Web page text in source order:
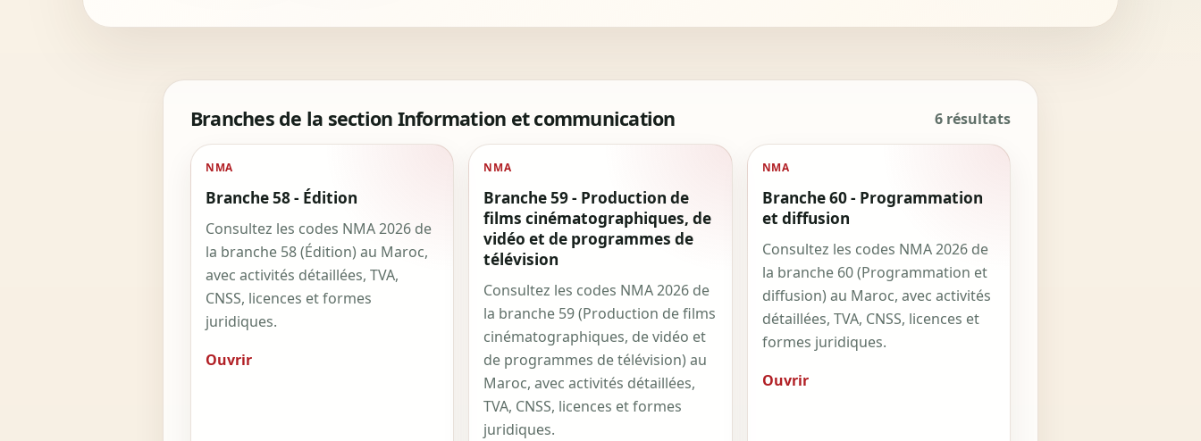
Branches de la section Information et communication 6 résultats
NMA
Branche 58 - Édition
Consultez les codes NMA 2026 de
la branche 58 (Édition) au Maroc,
avec activités détaillées, TVA,
CNSS, licences et formes
juridiques.
Ouvrir
NMA
Branche 59 - Production de
films cinématographiques, de
vidéo et de programmes de
télévision
Consultez les codes NMA 2026 de
la branche 59 (Production de films
cinématographiques, de vidéo et
de programmes de télévision) au
Maroc, avec activités détaillées,
TVA, CNSS, licences et formes
juridiques.
NMA
Branche 60 - Programmation
et diffusion
Consultez les codes NMA 2026 de
la branche 60 (Programmation et
diffusion) au Maroc, avec activités
détaillées, TVA, CNSS, licences et
formes juridiques.
Ouvrir